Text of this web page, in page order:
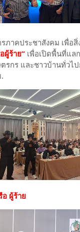
รภาคประชาสังคม เพื่อ
ผู้ร้าย” เพื่อเปิดพื้นที่แล
รกร และชาวบ้านทั่ว
อ ผู้ร้าย